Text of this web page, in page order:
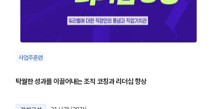
사업주훈련
탁월한 성과를 이끌어내는 조직 코칭과 리더십 향상